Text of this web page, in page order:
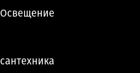
Освещение
сантехника